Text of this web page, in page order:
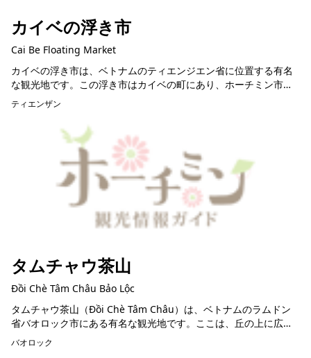
カイベの浮き市
Cai Be Floating Market
カイベの浮き市は、ベトナムのティエンジエン省に位置する有名
な観光地です。この浮き市はカイベの町にあり、ホーチミン市か
ら約80kmの距離に位置し、デルタ地帯の賑やかな商業センターと
して知られていま...
ティエンザン
タムチャウ茶山
Đồi Chè Tâm Châu Bảo Lộc
タムチャウ茶山（Đồi Chè Tâm Châu）は、ベトナムのラムドン
省バオロック市にある有名な観光地です。ここは、丘の上に広が
る美しい緑豊かな茶畑で知られており、訪れる人々に素晴らしい
景色と...
バオロック